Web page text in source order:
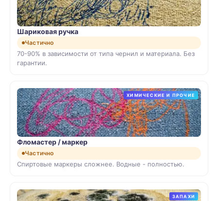
Шариковая ручка
Частично
70-90% в зависимости от типа чернил и материала. Без
гарантии.
ХИМИЧЕСКИЕ И ПРОЧИЕ
Фломастер / маркер
Частично
Спиртовые маркеры сложнее. Водные - полностью.
ЗАПАХИ